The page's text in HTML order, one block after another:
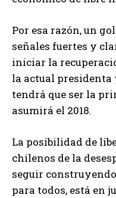
Por esa razón, un
señales fuertes y
iniciar la
la actual presidenta
tendrá que ser la
asumirá el 2018.
La posibilidad de
chilenos de la
seguir
para todos, está en